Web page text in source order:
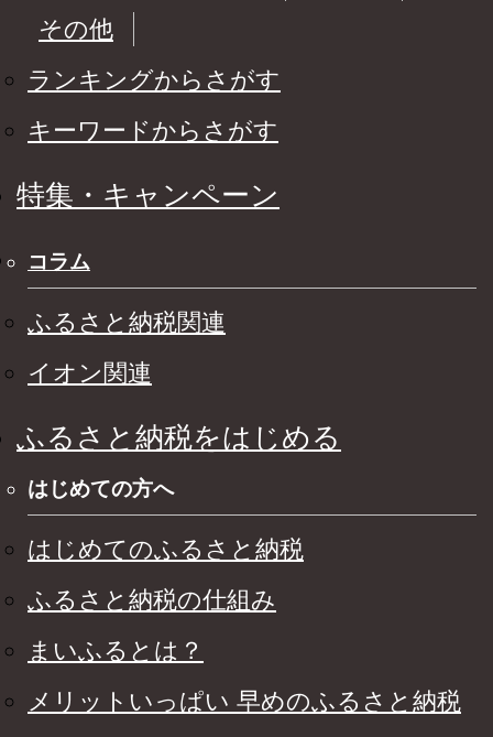
その他
ランキングからさがす
キーワードからさがす
特集・キャンペーン
コラム
ふるさと納税関連
イオン関連
ふるさと納税をはじめる
はじめての方へ
はじめてのふるさと納税
ふるさと納税の仕組み
まいふるとは？
メリットいっぱい 早めのふるさと納税